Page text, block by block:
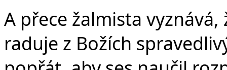
A přece žalmista
raduje z Božích